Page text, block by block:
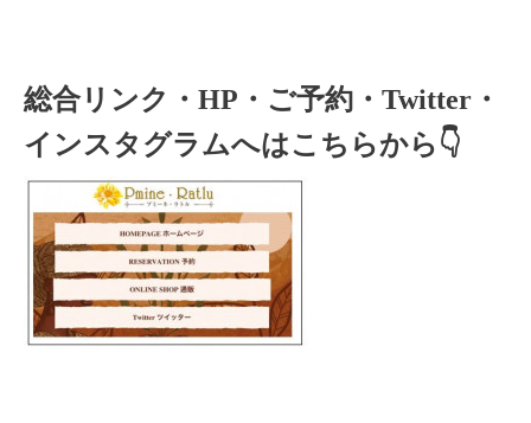
総合リンク・HP・ご予約・Twitter・
インスタグラムへはこちらから👇